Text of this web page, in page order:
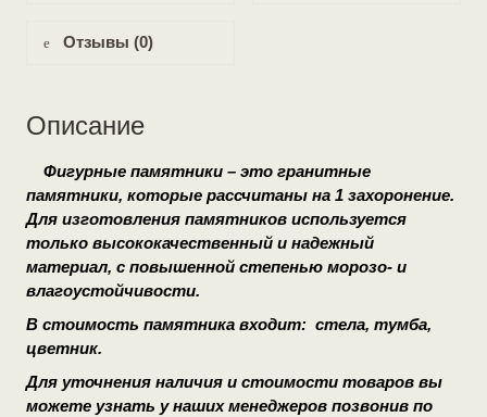
Отзывы (0)
Описание
Фигурные памятники – это гранитные
памятники, которые рассчитаны на 1 захоронение.
Для изготовления памятников используется
только высококачественный и надежный
материал, с повышенной степенью морозо- и
влагоустойчивости.
В стоимость памятника входит: стела, тумба,
цветник.
Для уточнения наличия и стоимости товаров вы
можете узнать у наших менеджеров позвонив по